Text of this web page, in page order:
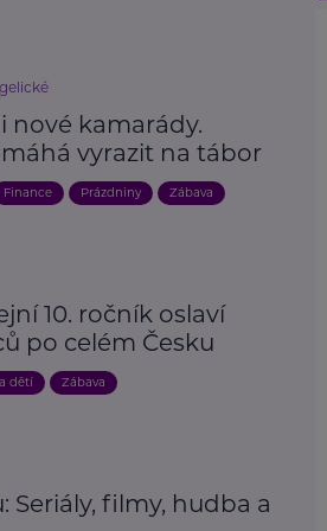
nové kamarády.
vyrazit na tábor
Finance Prázdniny Zábava
10. ročník oslaví
po celém Česku
dětí Zábava
Seriály, filmy, hudba a